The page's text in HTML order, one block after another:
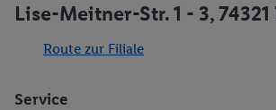
Lise-Meitner-Str. 1 - 3,
Route zur Filiale
Service